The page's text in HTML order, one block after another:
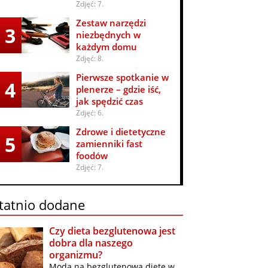
Zdjęć: 7.
3
Zestaw narzędzi
niezbędnych w
każdym domu
Zdjęć: 8.
4
Pierwsze spotkanie w
plenerze – gdzie iść,
jak spędzić czas
Zdjęć: 6.
5
Zdrowe i dietetyczne
zamienniki fast
foodów
Zdjęć: 7.
dodane
Czy dieta bezglutenowa jest
dobra dla naszego
organizmu?